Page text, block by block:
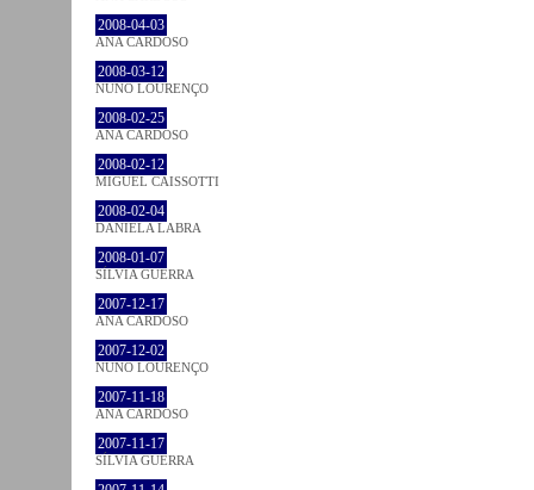
2008-04-03
ANA CARDOSO
2008-03-12
NUNO LOURENÇO
2008-02-25
ANA CARDOSO
2008-02-12
MIGUEL CAISSOTTI
2008-02-04
DANIELA LABRA
2008-01-07
SÍLVIA GUERRA
2007-12-17
ANA CARDOSO
2007-12-02
NUNO LOURENÇO
2007-11-18
ANA CARDOSO
2007-11-17
SÍLVIA GUERRA